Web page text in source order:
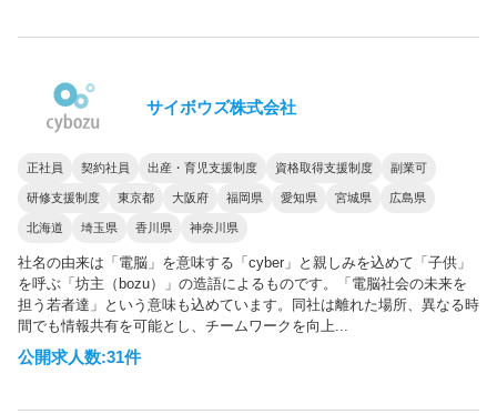
サイボウズ株式会社
正社員 契約社員 出産・育児支援制度 資格取得支援制度 副業可
研修支援制度 東京都 大阪府 福岡県 愛知県 宮城県 広島県
北海道 埼玉県 香川県 神奈川県
社名の由来は「電脳」を意味する「cyber」と親しみを込めて「子供」
を呼ぶ「坊主（bozu）」の造語によるものです。「電脳社会の未来を
担う若者達」という意味も込めています。同社は離れた場所、異なる時
間でも情報共有を可能とし、チームワークを向上...
公開求人数:31件